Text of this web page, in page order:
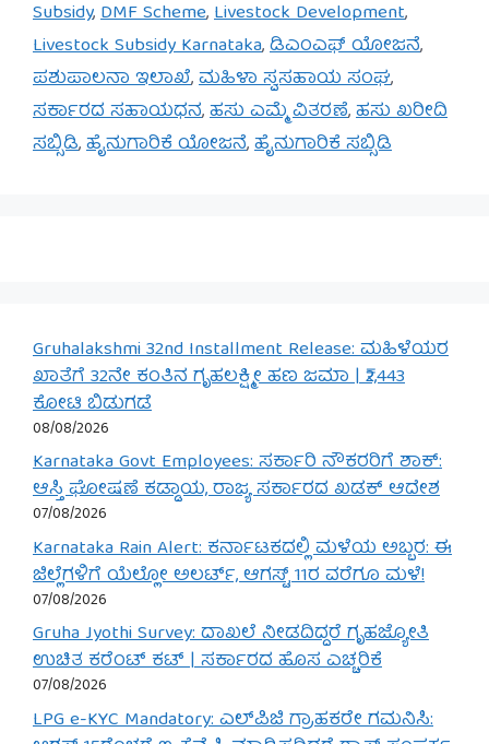
Subsidy,DMF Scheme,Livestock Development,
Livestock Subsidy Karnataka,ಡಿಎಂಎಫ್ ಯೋಜನೆ,
ಪಶುಪಾಲನಾ ಇಲಾಖೆ,ಮಹಿಳಾ ಸ್ವಸಹಾಯ ಸಂಘ,
ಸರ್ಕಾರದ ಸಹಾಯಧನ,ಹಸು ಎಮ್ಮೆ ವಿತರಣೆ,ಹಸು ಖರೀದಿ
ಸಬ್ಸಿಡಿ,ಹೈನುಗಾರಿಕೆ ಯೋಜನೆ,ಹೈನುಗಾರಿಕೆ ಸಬ್ಸಿಡಿ
Gruhalakshmi 32nd Installment Release: ಮಹಿಳೆಯರ
ಖಾತೆಗೆ 32ನೇ ಕಂತಿನ ಗೃಹಲಕ್ಷ್ಮೀ ಹಣ ಜಮಾ | ₹2,443
ಕೋಟಿ ಬಿಡುಗಡೆ
08/08/2026
Karnataka Govt Employees: ಸರ್ಕಾರಿ ನೌಕರರಿಗೆ ಶಾಕ್:
ಆಸ್ತಿ ಘೋಷಣೆ ಕಡ್ಡಾಯ, ರಾಜ್ಯ ಸರ್ಕಾರದ ಖಡಕ್ ಆದೇಶ
07/08/2026
Karnataka Rain Alert: ಕರ್ನಾಟಕದಲ್ಲಿ ಮಳೆಯ ಅಬ್ಬರ: ಈ
ಜಿಲ್ಲೆಗಳಿಗೆ ಯೆಲ್ಲೋ ಅಲರ್ಟ್, ಆಗಸ್ಟ್ 11ರ ವರೆಗೂ ಮಳೆ!
07/08/2026
Gruha Jyothi Survey: ದಾಖಲೆ ನೀಡದಿದ್ದರೆ ಗೃಹಜ್ಯೋತಿ
ಉಚಿತ ಕರೆಂಟ್ ಕಟ್ | ಸರ್ಕಾರದ ಹೊಸ ಎಚ್ಚರಿಕೆ
07/08/2026
LPG e-KYC Mandatory: ಎಲ್‌ಪಿಜಿ ಗ್ರಾಹಕರೇ ಗಮನಿಸಿ: